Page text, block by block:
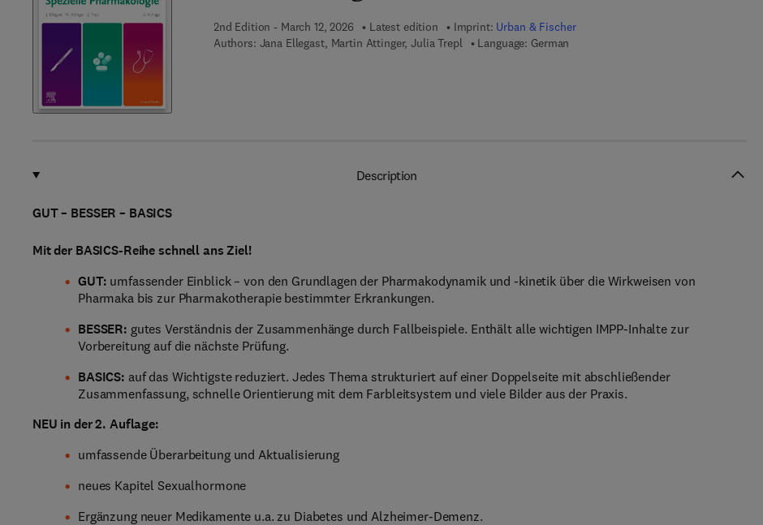
2nd Edition - March 12, 2026 Latest edition Imprint: Urban & Fischer
Authors: Jana Ellegast, Martin Attinger, Julia Trepl Language: German
Description
GUT – BESSER – BASICS
Mit der BASICS-Reihe schnell ans Ziel!
GUT: umfassender Einblick – von den Grundlagen der Pharmakodynamik und -kinetik über die Wirkweisen von
Pharmaka bis zur Pharmakotherapie bestimmter Erkrankungen.
BESSER: gutes Verständnis der Zusammenhänge durch Fallbeispiele. Enthält alle wichtigen IMPP-Inhalte zur
Vorbereitung auf die nächste Prüfung.
BASICS: auf das Wichtigste reduziert. Jedes Thema strukturiert auf einer Doppelseite mit abschließender
Zusammenfassung, schnelle Orientierung mit dem Farbleitsystem und viele Bilder aus der Praxis.
NEU in der 2. Auflage:
umfassende Überarbeitung und Aktualisierung
neues Kapitel Sexualhormone
Ergänzung neuer Medikamente u.a. zu Diabetes und Alzheimer-Demenz.